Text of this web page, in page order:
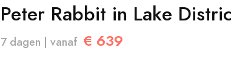
Peter Rabbit in Lake
7 dagen | vanaf € 639